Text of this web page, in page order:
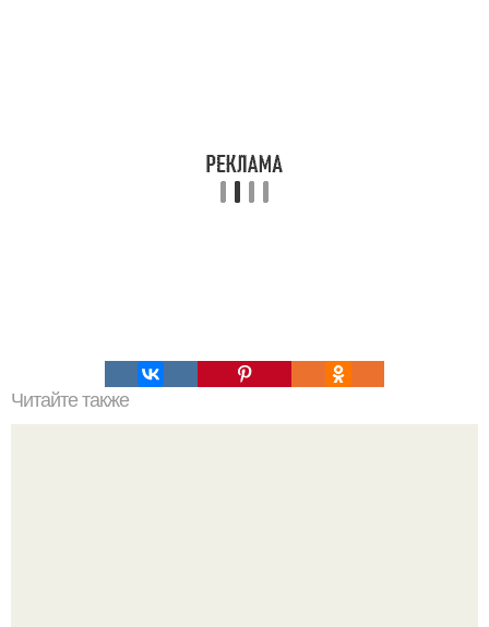
Читайте также